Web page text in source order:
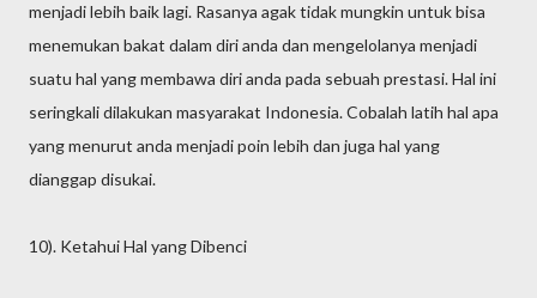
menjadi lebih baik lagi. Rasanya agak tidak mungkin untuk bisa
menemukan bakat dalam diri anda dan mengelolanya menjadi
suatu hal yang membawa diri anda pada sebuah prestasi. Hal ini
seringkali dilakukan masyarakat Indonesia. Cobalah latih hal apa
yang menurut anda menjadi poin lebih dan juga hal yang
dianggap disukai.
10). Ketahui Hal yang Dibenci